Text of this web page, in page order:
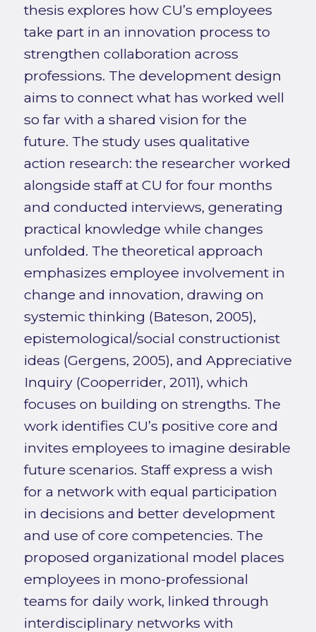
thesis explores how CU’s employees
take part in an innovation process to
strengthen collaboration across
professions. The development design
aims to connect what has worked well
so far with a shared vision for the
future. The study uses qualitative
action research: the researcher worked
alongside staff at CU for four months
and conducted interviews, generating
practical knowledge while changes
unfolded. The theoretical approach
emphasizes employee involvement in
change and innovation, drawing on
systemic thinking (Bateson, 2005),
epistemological/social constructionist
ideas (Gergens, 2005), and Appreciative
Inquiry (Cooperrider, 2011), which
focuses on building on strengths. The
work identifies CU’s positive core and
invites employees to imagine desirable
future scenarios. Staff express a wish
for a network with equal participation
in decisions and better development
and use of core competencies. The
proposed organizational model places
employees in mono-professional
teams for daily work, linked through
interdisciplinary networks with